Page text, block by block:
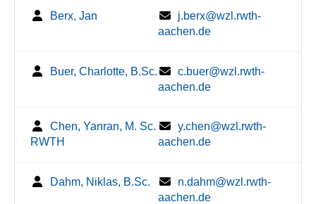
Berx, Jan
j.berx@wzl.rwth-
aachen.de
Buer, Charlotte, B.Sc.
c.buer@wzl.rwth-
aachen.de
Chen, Yanran, M. Sc.
RWTH
y.chen@wzl.rwth-
aachen.de
Dahm, Niklas, B.Sc.
n.dahm@wzl.rwth-
aachen.de